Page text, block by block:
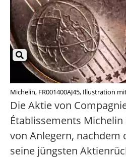
Michelin, FR001400AJ45, Illustration
Die Aktie von
Établissements Michelin
von Anlegern, nachdem
seine jüngsten